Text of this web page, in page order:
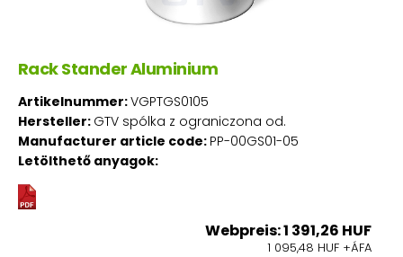
Rack Stander Aluminium
Artikelnummer:VGPTGS0105
Hersteller: GTV spólka z ograniczona od.
Manufacturer article code: PP-00GS01-05
Letölthető anyagok:
Webpreis: 1 391,26 HUF
1 095,48 HUF +ÁFA